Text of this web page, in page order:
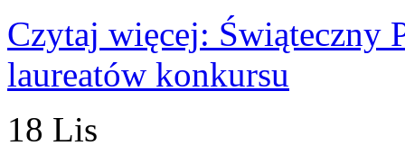
Czytaj więcej: Świąteczny
laureatów konkursu
18 Lis